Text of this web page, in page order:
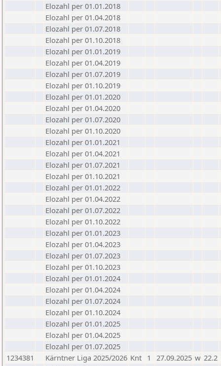
Elozahl per 01.01.2018
Elozahl per 01.04.2018
Elozahl per 01.07.2018
Elozahl per 01.10.2018
Elozahl per 01.01.2019
Elozahl per 01.04.2019
Elozahl per 01.07.2019
Elozahl per 01.10.2019
Elozahl per 01.01.2020
Elozahl per 01.04.2020
Elozahl per 01.07.2020
Elozahl per 01.10.2020
Elozahl per 01.01.2021
Elozahl per 01.04.2021
Elozahl per 01.07.2021
Elozahl per 01.10.2021
Elozahl per 01.01.2022
Elozahl per 01.04.2022
Elozahl per 01.07.2022
Elozahl per 01.10.2022
Elozahl per 01.01.2023
Elozahl per 01.04.2023
Elozahl per 01.07.2023
Elozahl per 01.10.2023
Elozahl per 01.01.2024
Elozahl per 01.04.2024
Elozahl per 01.07.2024
Elozahl per 01.10.2024
Elozahl per 01.01.2025
Elozahl per 01.04.2025
Elozahl per 01.07.2025
1234381
Kärntner Liga 2025/2026 Knt 1 27.09.2025 w 22.2